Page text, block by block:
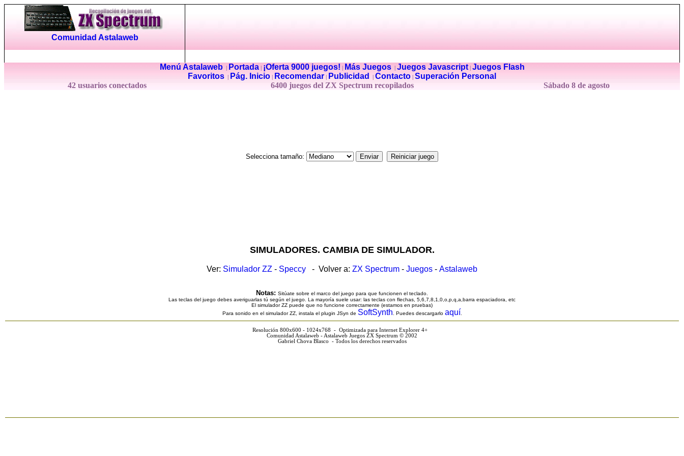
Comunidad Astalaweb
Menú Astalaweb| Portada| ¡Oferta 9000 juegos! Más Juegos| Juegos Javascript| Juegos Flash
Favoritos
Pág. Inicio Recomendar Publicidad Contacto Superación Personal
42 usuarios conectados
6400 juegos del ZX Spectrum recopilados Sábado 8 de agosto
Selecciona tamaño:
SIMULADORES. CAMBIA DE SIMULADOR.
Ver: Simulador ZZ - Speccy - Volver a: ZX Spectrum - Juegos - Astalaweb
Notas: Sitúate sobre el marco del juego para que funcionen el teclado.
Las teclas del juego debes averiguarlas tú según el juego. La mayoría suele usar: las teclas con flechas, 5,6,7,8,1,0,o,p,q,a,barra espaciadora, etc
El simulador ZZ puede que no funcione correctamente (estamos en pruebas)
Para sonido en el simulador ZZ, instala el plugin JSyn de SoftSynth . Puedes descargarlo aquí
Resolución 800x600 - 1024x768 - Optimizada para Internet Explorer 4+
Comunidad Astalaweb - Astalaweb Juegos ZX Spectrum © 2002
Gabriel Chova Blasco - Todos los derechos reservados